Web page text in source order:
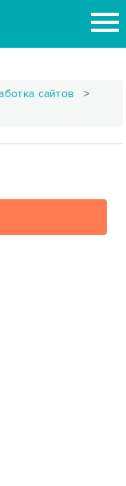
сайтов